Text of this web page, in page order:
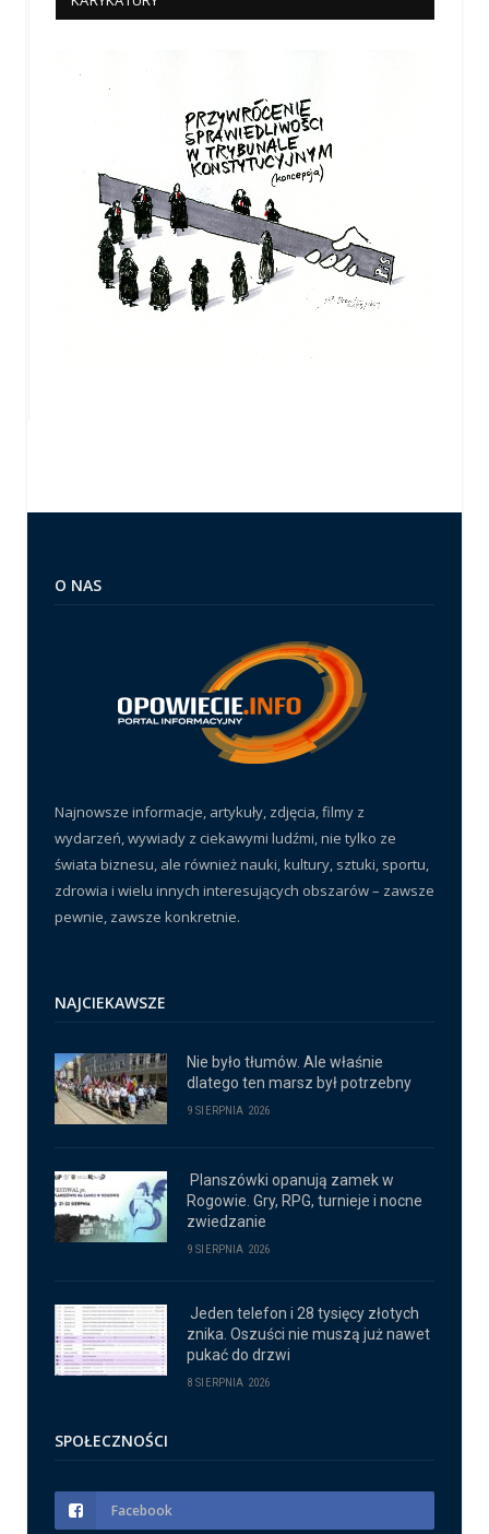
O NAS
Najnowsze informacje, artykuły, zdjęcia, filmy z
wydarzeń, wywiady z ciekawymi ludźmi, nie tylko ze
świata biznesu, ale również nauki, kultury, sztuki, sportu,
zdrowia i wielu innych interesujących obszarów – zawsze
pewnie, zawsze konkretnie.
NAJCIEKAWSZE
Nie było tłumów. Ale właśnie
dlatego ten marsz był potrzebny
9 SIERPNIA 2026
Planszówki opanują zamek w
Rogowie. Gry, RPG, turnieje i nocne
zwiedzanie
9 SIERPNIA 2026
Jeden telefon i 28 tysięcy złotych
znika. Oszuści nie muszą już nawet
pukać do drzwi
8 SIERPNIA 2026
SPOŁECZNOŚCI
Facebook